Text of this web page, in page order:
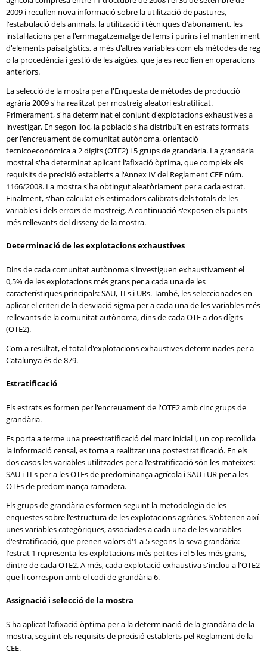
2009 i recullen nova informació sobre la utilització de pastures,
l'estabulació dels animals, la utilització i tècniques d'abonament, les
instal·lacions per a l'emmagatzematge de fems i purins i el manteniment
d'elements paisatgístics, a més d'altres variables com els mètodes de reg
o la procedència i gestió de les aigües, que ja es recollien en operacions
anteriors.
La selecció de la mostra per a l'Enquesta de mètodes de producció
agrària 2009 s'ha realitzat per mostreig aleatori estratificat.
Primerament, s'ha determinat el conjunt d'explotacions exhaustives a
investigar. En segon lloc, la població s'ha distribuït en estrats formats
per l'encreuament de comunitat autònoma, orientació
tecnicoeconòmica a 2 dígits (OTE2) i 5 grups de grandària. La grandària
mostral s'ha determinat aplicant l'afixació òptima, que compleix els
requisits de precisió establerts a l'Annex IV del Reglament CEE núm.
1166/2008. La mostra s'ha obtingut aleatòriament per a cada estrat.
Finalment, s'han calculat els estimadors calibrats dels totals de les
variables i dels errors de mostreig. A continuació s'exposen els punts
més rellevants del disseny de la mostra.
Determinació de les explotacions exhaustives
Dins de cada comunitat autònoma s'investiguen exhaustivament el
0,5% de les explotacions més grans per a cada una de les
característiques principals: SAU, TLs i URs. També, les seleccionades en
aplicar el criteri de la desviació sigma per a cada una de les variables més
rellevants de la comunitat autònoma, dins de cada OTE a dos dígits
(OTE2).
Com a resultat, el total d'explotacions exhaustives determinades per a
Catalunya és de 879.
Estratificació
Els estrats es formen per l'encreuament de l'OTE2 amb cinc grups de
grandària.
Es porta a terme una preestratificació del marc inicial i, un cop recollida
la informació censal, es torna a realitzar una postestratificació. En els
dos casos les variables utilitzades per a l'estratificació són les mateixes:
SAU i TLs per a les OTEs de predominança agrícola i SAU i UR per a les
OTEs de predominança ramadera.
Els grups de grandària es formen seguint la metodologia de les
enquestes sobre l'estructura de les explotacions agràries. S'obtenen així
unes variables categòriques, associades a cada una de les variables
d'estratificació, que prenen valors d'1 a 5 segons la seva grandària:
l'estrat 1 representa les explotacions més petites i el 5 les més grans,
dintre de cada OTE2. A més, cada explotació exhaustiva s'inclou a l'OTE2
que li correspon amb el codi de grandària 6.
Assignació i selecció de la mostra
S'ha aplicat l'afixació òptima per a la determinació de la grandària de la
mostra, seguint els requisits de precisió establerts pel Reglament de la
CEE.